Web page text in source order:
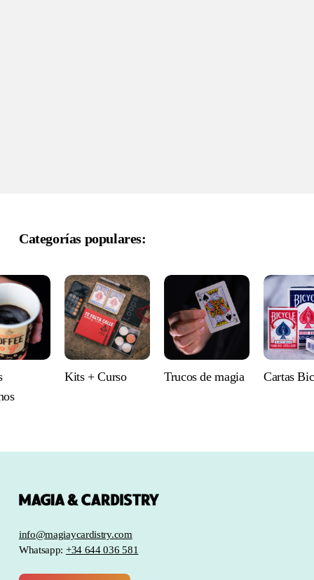
Categorías populares:
Kits + Curso Trucos de magia Cartas
info@magiaycardistry.com
Whatsapp: +34 644 036 581